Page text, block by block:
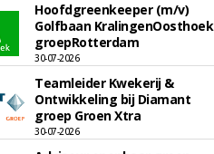
Hoofdgreenkeeper (m/v)
Golfbaan KralingenOosthoek
groepRotterdam
30-07-2026
Teamleider Kwekerij &
Ontwikkeling bij Diamant
groep Groen Xtra
30-07-2026